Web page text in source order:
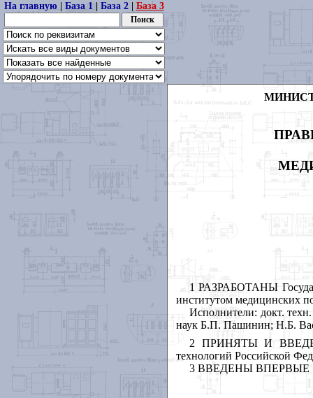
На главную| База 1| База 2| База 3
1 РАЗРАБОТАНЫ
институтом медицинских
Исполнители: докт.
наук Б.П. Пашинин; Н.Б.
2 ПРИНЯТЫ И
технологий Российской
3 ВВЕДЕНЫ ВПЕРВЫЕ